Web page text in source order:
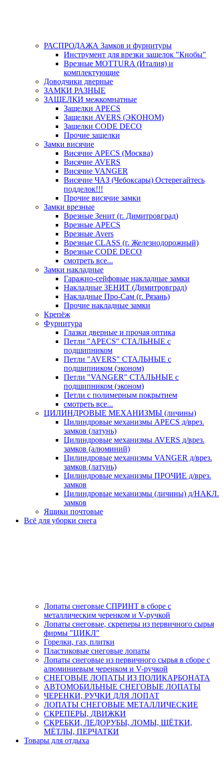
РАСПРОДАЖА Замков и фурнитуры
Инструмент для врезки защелок "Кнобы"
Врезные MOTTURA (Италия) и
комплектующие
Доводчики дверные
ЗАМКИ РАЗНЫЕ
ЗАЩЕЛКИ межкомнатные
Защелки APECS
Защелки AVERS (ЭКОНОМ)
Защелки CODE DECO
Прочие защелки
Замки висячие
Висячие APECS (Москва)
Висячие AVERS
Висячие VANGER
Висячие ЧАЗ (Чебоксары) Остерегайтесь
подделок!!!
Прочие висячие замки
Замки врезные
Врезные Зенит (г. Димитровград)
Врезные APECS
Врезные Avers
Врезные CLASS (г. Железнодорожный)
Врезные CODE DECO
смотреть все...
Замки накладные
Гаражно-сейфовые накладные замки
Накладные ЗЕНИТ (Димитровград)
Накладные Про-Сам (г. Рязань)
Прочие накладные замки
Крепёж
Фурнитура
Глазки дверные и прочая оптика
Петли "APECS" СТАЛЬНЫЕ с
подшипником
Петли "AVERS" СТАЛЬНЫЕ с
подшипником (эконом)
Петли "VANGER" СТАЛЬНЫЕ с
подшипником (эконом)
Петли с полимерным покрытием
смотреть все...
ЦИЛИНДРОВЫЕ МЕХАНИЗМЫ (личины)
Цилиндровые механизмы APECS д/врез.
замков (латунь)
Цилиндровые механизмы AVERS д/врез.
замков (алюминий)
Цилиндровые механизмы VANGER д/врез.
замков (латунь)
Цилиндровые механизмы ПРОЧИЕ д/врез.
замков
Цилиндровые механизмы (личины) д/НАКЛ.
замков
Ящики почтовые
Всё для уборки снега
Лопаты снеговые СПРИНТ в сборе с
металлическим черенком и V-ручкой
Лопаты снеговые, скреперы из первичного сырья
фирмы "ЦИКЛ"
Горелки, газ, плитки
Пластиковые снеговые лопаты
Лопаты снеговые из первичного сырья в сборе с
алюминиевым черенком и V-ручкой
СНЕГОВЫЕ ЛОПАТЫ ИЗ ПОЛИКАРБОНАТА
АВТОМОБИЛЬНЫЕ СНЕГОВЫЕ ЛОПАТЫ
ЧЕРЕНКИ, РУЧКИ ДЛЯ ЛОПАТ
ЛОПАТЫ СНЕГОВЫЕ МЕТАЛЛИЧЕСКИЕ
СКРЕПЕРЫ, ДВИЖКИ
СКРЕБКИ, ЛЕДОРУБЫ, ЛОМЫ, ЩЁТКИ,
МЁТЛЫ, ПЕРЧАТКИ
Товары для отдыха